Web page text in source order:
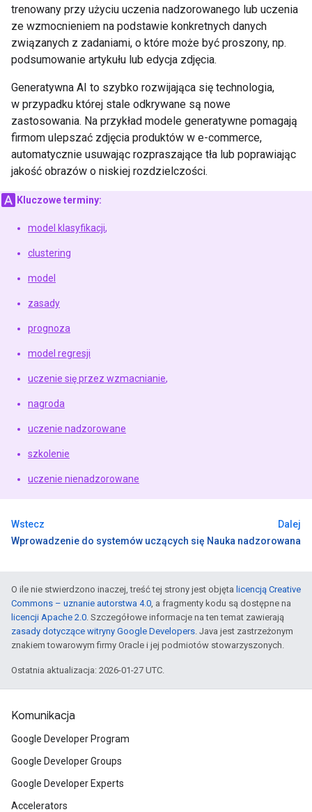
trenowany przy użyciu uczenia nadzorowanego lub uczenia
ze wzmocnieniem na podstawie konkretnych danych
związanych z zadaniami, o które może być proszony, np.
podsumowanie artykułu lub edycja zdjęcia.
Generatywna AI to szybko rozwijająca się technologia,
w przypadku której stale odkrywane są nowe
zastosowania. Na przykład modele generatywne pomagają
firmom ulepszać zdjęcia produktów w e-commerce,
automatycznie usuwając rozpraszające tła lub poprawiając
jakość obrazów o niskiej rozdzielczości.
Kluczowe terminy:
model klasyfikacji,
clustering
model
zasady
prognoza
model regresji
uczenie się przez wzmacnianie,
nagroda
uczenie nadzorowane
szkolenie
uczenie nienadzorowane
Wstecz
Wprowadzenie do systemów uczących się
Dalej
Nauka nadzorowana
O ile nie stwierdzono inaczej, treść tej strony jest objęta licencją Creative
Commons – uznanie autorstwa 4.0 , a fragmenty kodu są dostępne na
licencji Apache 2.0 . Szczegółowe informacje na ten temat zawierają
zasady dotyczące witryny Google Developers . Java jest zastrzeżonym
znakiem towarowym firmy Oracle i jej podmiotów stowarzyszonych.
Ostatnia aktualizacja: 2026-01-27 UTC.
Komunikacja
Google Developer Program
Google Developer Groups
Google Developer Experts
Accelerators